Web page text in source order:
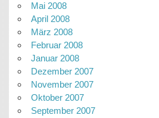
Mai 2008
April 2008
März 2008
Februar 2008
Januar 2008
Dezember 2007
November 2007
Oktober 2007
September 2007